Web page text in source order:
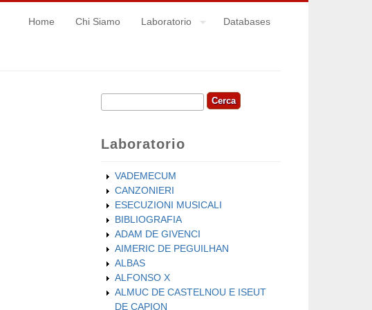
Home Chi Siamo Laboratorio Databases
Form di ricerca
Cerca
Laboratorio
VADEMECUM
CANZONIERI
ESECUZIONI MUSICALI
BIBLIOGRAFIA
ADAM DE GIVENCI
AIMERIC DE PEGUILHAN
ALBAS
ALFONSO X
ALMUC DE CASTELNOU E ISEUT
DE CAPION